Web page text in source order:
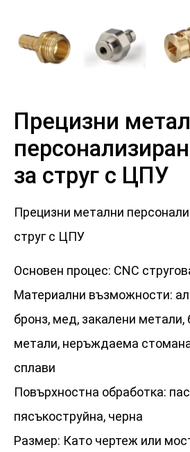
Прецизни
за струг с ЦПУ
Прецизни метални
струг с ЦПУ
Основен процес: CNC
Материални възможности:
бронз, мед, закалени метали,
метали, неръждаема
сплави
Повърхностна обработка:
пясъкоструйна, черна
Размер: Като чертеж или